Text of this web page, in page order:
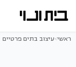
ראשי>עיצוב בתים פרטיים